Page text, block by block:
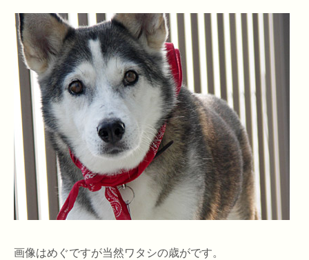
画像はめぐですが当然ワタシの歳がです。